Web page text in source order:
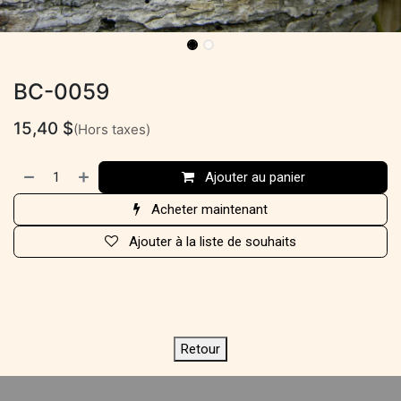
BC-0059
15,40 $(Hors taxes)
Ajouter au panier
Acheter maintenant
Ajouter à la liste de souhaits
Retour